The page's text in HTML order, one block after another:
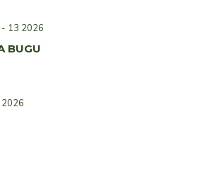
13 2026
BUGU